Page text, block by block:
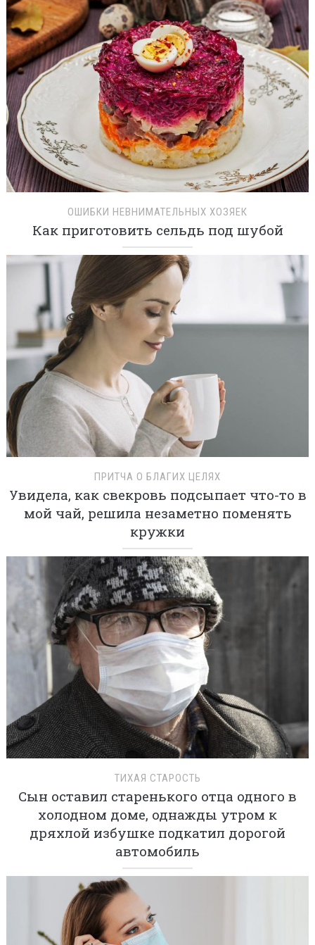
ОШИБКИ НЕВНИМАТЕЛЬНЫХ ХОЗЯЕК
Как приготовить сельдь под шубой
ПРИТЧА О БЛАГИХ ЦЕЛЯХ
Увидела, как свекровь подсыпает что-то в
мой чай, решила незаметно поменять
кружки
ТИХАЯ СТАРОСТЬ
Сын оставил старенького отца одного в
холодном доме, однажды утром к
дряхлой избушке подкатил дорогой
автомобиль